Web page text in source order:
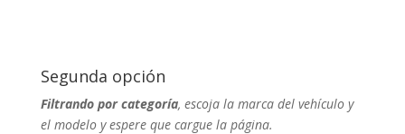
Segunda opción
Filtrando por categoría, escoja la marca del vehículo y
el modelo y espere que cargue la página.